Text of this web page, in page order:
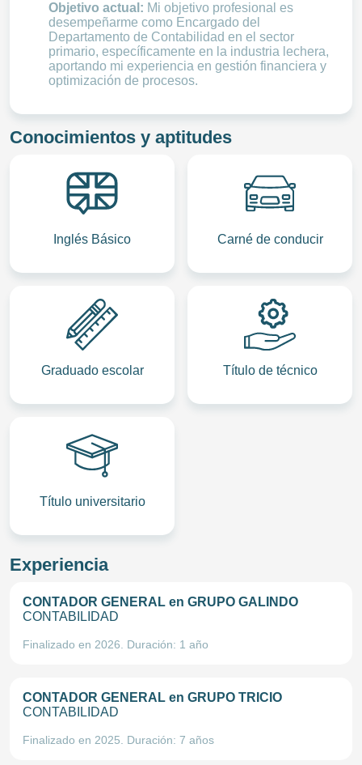
Objetivo actual: Mi objetivo profesional es
desempeñarme como Encargado del
Departamento de Contabilidad en el sector
primario, específicamente en la industria lechera,
aportando mi experiencia en gestión financiera y
optimización de procesos.
Conocimientos y aptitudes
Inglés Básico Carné de conducir
Graduado escolar Título de técnico
Título universitario
Experiencia
CONTADOR GENERAL en GRUPO GALINDO
CONTABILIDAD
Finalizado en 2026. Duración: 1 año
CONTADOR GENERAL en GRUPO TRICIO
CONTABILIDAD
Finalizado en 2025. Duración: 7 años